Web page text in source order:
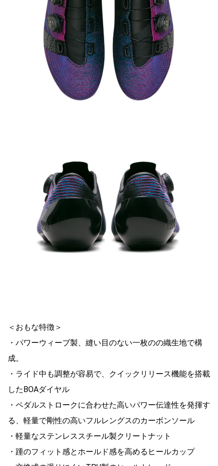
＜おもな特徴＞
・パワーウィーブ製、縫い目のない一枚のの織生地で構
成。
・ライド中も調整が容易で、クイックリリース機能を搭載
したBOAダイヤル
・ペダルストロークに合わせた高いパワー伝達性を発揮す
る、軽量で剛性の高いフルレングスのカーボンソール
・軽量なステンレススチール製クリートナット
・踵のフィット感とホールド感を高めるヒールカップ